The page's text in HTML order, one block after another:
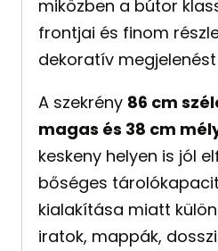
miközben a bútor
frontjai és finom
dekoratív
A szekrény 86 cm
magas és 38 cm
keskeny helyen is jól
bőséges
kialakítása miatt
iratok, mappák,